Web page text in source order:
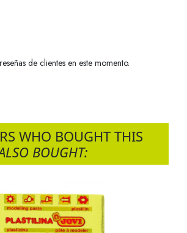
de clientes en este momento.
WHO BOUGHT THIS
BOUGHT: